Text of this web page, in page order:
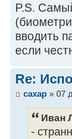
P.S.
вводить
если
Re:
caxap » 07
Иван
-